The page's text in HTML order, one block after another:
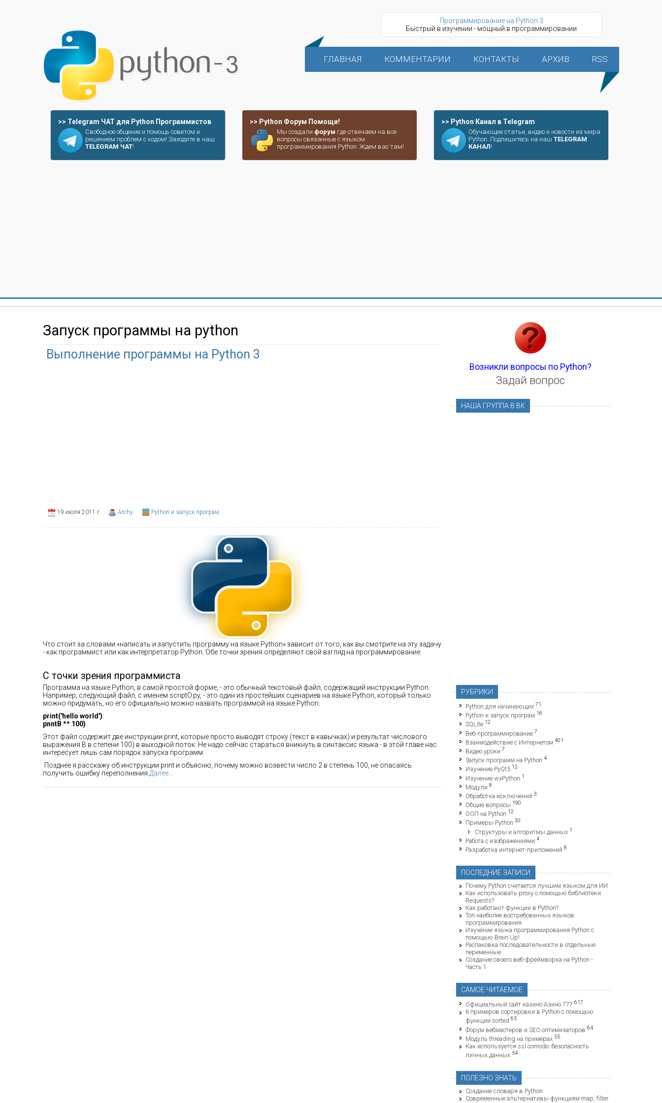
Программирование на Python 3
Быстрый в изучении - мощный в программировании
ГЛАВНАЯ КОММЕНТАРИИ КОНТАКТЫ АРХИВ RSS
>> Telegram ЧАТ для Python Программистов
Свободное общение и помощь советом и
решением проблем с кодом! Заходите в наш
TELEGRAM ЧАТ!
>> Python Форум Помощи!
Мы создали форум где отвечаем на все
вопросы связанные с языком
программирования Python. Ждем вас там!
>> Python Канал в Telegram
Обучающие статьи, видео и новости из мира
Python. Подпишитесь на нашTELEGRAM
КАНАЛ!
Запуск программы на python
Выполнение программы на Python 3
19 июля 2011 г. Archy Python и запуск програм
Что стоит за словами «написать и запустить программу на языке Python» зависит от того, как вы смотрите на эту задачу
- как программист или как интерпретатор Python. Обе точки зрения определяют свой взгляд на программирование.
С точки зрения программиста
Программа на языке Python, в самой простой форме, - это обычный текстовый файл, содержащий инструкции Python.
Например, следующий файл, с именем scriptO.py, - это один из простейших сценариев на языке Python, который только
можно придумать, но его официально можно назвать программой на языке Python:
print('hello world')
pnntB ** 100)
Этот файл содержит две инструкции print, которые просто выводят строку (текст в кавычках) и результат числового
выражения B в степени 100) в выходной поток. Не надо сейчас стараться вникнуть в синтаксис языка - в этой главе нас
интересует лишь сам порядок запуска программ.
Позднее я расскажу об инструкции print и объясню, почему можно возвести число 2 в степень 100, не опасаясь
получить ошибку переполнения. Далее...
Возникли вопросы по Python?
Задай вопрос
НАША ГРУППА В ВК
РУБРИКИ
Python для начинающих 71
Python и запуск програм 16
SQLite 12
Веб-программирование 7
Взаимодействие с Интернетом 401
Видео уроки 7
Запуск программ на Python 4
Изучение PyQt5 12
Изучение wxPython 1
Модули 8
Обработка исключений 3
Общие вопросы 190
ООП на Python 12
Примеры Python 30
Структуры и алгоритмы данных 1
Работа с изображениями 4
Разработка интернет-приложений 8
ПОСЛЕДНИЕ ЗАПИСИ
Почему Python считается лучшим языком для ИИ
Как использовать proxy с помощью библиотеки
Requests?
Как работают функции в Python?
Топ наиболее востребованных языков
программирования
Изучение языка программирования Python с
помощью Brain Up!
Распаковка последовательности в отдельные
переменные
Создание своего веб-фреймворка на Python -
Часть 1
САМОЕ ЧИТАЕМОЕ
Официальный сайт казино Азино 777 617
6 примеров сортировки в Python с помощью
функции sorted 65
Форум вебмастеров и SEO оптимизаторов 64
Модуль threading на примерах 55
Как используется ssl comodo: безопасность
личных данных 54
ПОЛЕЗНО ЗНАТЬ
Создание словаря в Python
Современные альтернативы функциям map, filter